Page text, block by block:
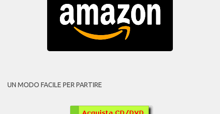
UN MODO FACILE PER PARTIRE